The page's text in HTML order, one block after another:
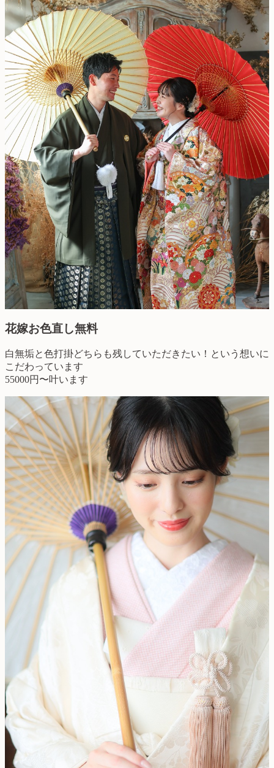
花嫁お色直し無料
白無垢と色打掛どちらも残していただきたい！という想いに
こだわっています
55000円〜叶います